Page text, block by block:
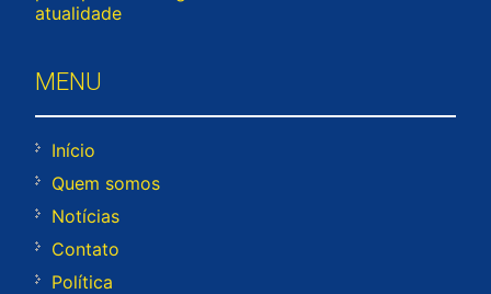
atualidade
MENU
Início
Quem somos
Notícias
Contato
Política